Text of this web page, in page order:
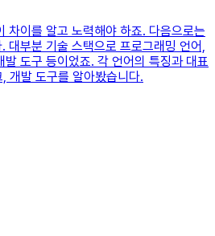
차이를 알고 노력해야 하죠. 다음으로는
대부분 기술 스택으로 프로그래밍 언어,
발 도구 등이었죠. 각 언어의 특징과 대표
개발 도구를 알아봤습니다.